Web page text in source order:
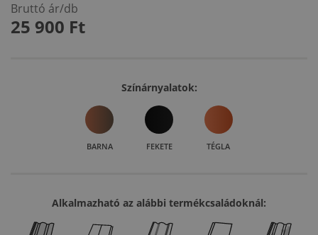
Bruttó ár/db
25 900 Ft
Színárnyalatok:
BARNA FEKETE TÉGLA
Alkalmazható az alábbi termékcsaládoknál: